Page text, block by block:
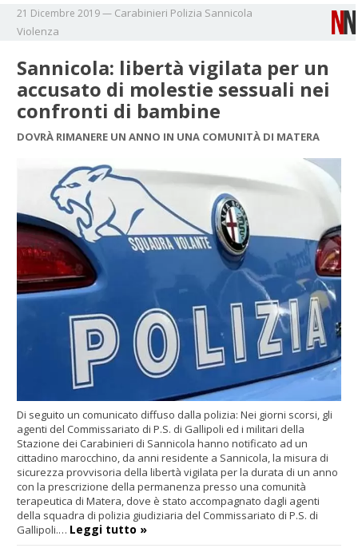
21 Dicembre 2019— Carabinieri Polizia Sannicola
Violenza
Sannicola: libertà vigilata per un
accusato di molestie sessuali nei
confronti di bambine
DOVRÀ RIMANERE UN ANNO IN UNA COMUNITÀ DI MATERA
Di seguito un comunicato diffuso dalla polizia: Nei giorni scorsi, gli
agenti del Commissariato di P.S. di Gallipoli ed i militari della
Stazione dei Carabinieri di Sannicola hanno notificato ad un
cittadino marocchino, da anni residente a Sannicola, la misura di
sicurezza provvisoria della libertà vigilata per la durata di un anno
con la prescrizione della permanenza presso una comunità
terapeutica di Matera, dove è stato accompagnato dagli agenti
della squadra di polizia giudiziaria del Commissariato di P.S. di
Gallipoli.… Leggi tutto »